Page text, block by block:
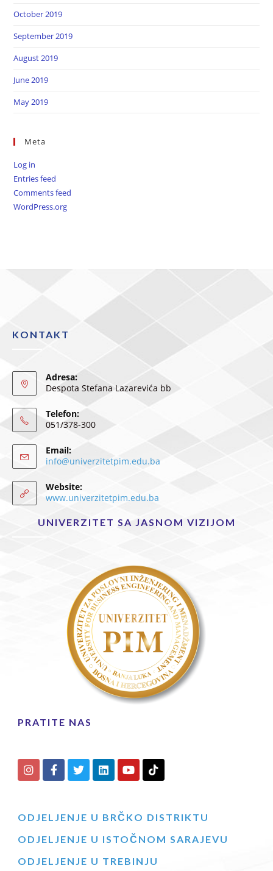
October 2019
September 2019
August 2019
June 2019
May 2019
Meta
Log in
Entries feed
Comments feed
WordPress.org
KONTAKT
Adresa:
Despota Stefana Lazarevića bb
Telefon:
051/378-300
Email:
info@univerzitetpim.edu.ba
Website:
www.univerzitetpim.edu.ba
UNIVERZITET SA JASNOM VIZIJOM
PRATITE NAS
ODJELJENJE U BRČKO DISTRIKTU
ODJELJENJE U ISTOČNOM SARAJEVU
ODJELJENJE U TREBINJU